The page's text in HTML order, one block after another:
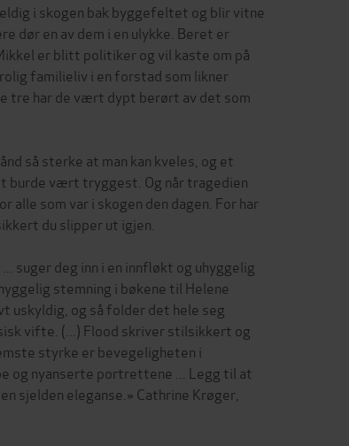
i skogen bak byggefeltet og blir vitne
dør en av dem i en ulykke. Beret er
er blitt politiker og vil kaste om på
familieliv i en forstad som likner
tre har de vært dypt berørt av det som
så sterke at man kan kveles, og et
burde vært tryggest. Og når tragedien
alle som var i skogen den dagen. For har
du slipper ut igjen.
suger deg inn i en innfløkt og uhyggelig
stemning i bøkene til Helene
uskyldig, og så folder det hele seg
vifte. (...) Flood skriver stilsikkert og
styrke er bevegeligheten i
og nyanserte portrettene ... Legg til at
sjelden eleganse.» Cathrine Krøger,